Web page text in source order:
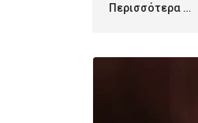
Περισσότερα …